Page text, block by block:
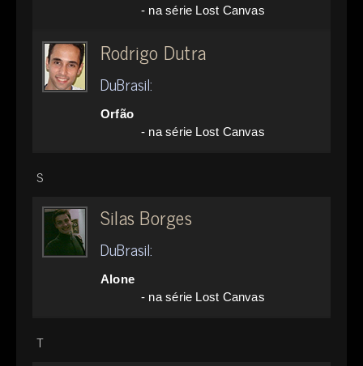
- na série Lost Canvas
Rodrigo Dutra
DuBrasil:
Orfão
- na série Lost Canvas
S
Silas Borges
DuBrasil:
Alone
- na série Lost Canvas
T